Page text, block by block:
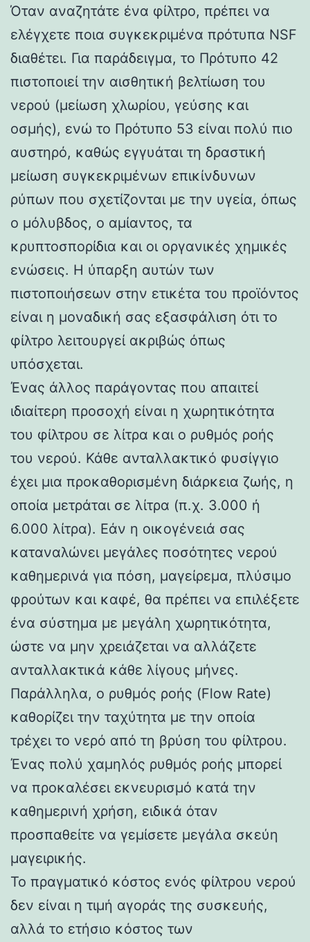
Όταν αναζητάτε ένα φίλτρο, πρέπει να
ελέγχετε ποια συγκεκριμένα πρότυπα NSF
διαθέτει. Για παράδειγμα, το Πρότυπο 42
πιστοποιεί την αισθητική βελτίωση του
νερού (μείωση χλωρίου, γεύσης και
οσμής), ενώ το Πρότυπο 53 είναι πολύ πιο
αυστηρό, καθώς εγγυάται τη δραστική
μείωση συγκεκριμένων επικίνδυνων
ρύπων που σχετίζονται με την υγεία, όπως
ο μόλυβδος, ο αμίαντος, τα
κρυπτοσπορίδια και οι οργανικές χημικές
ενώσεις. Η ύπαρξη αυτών των
πιστοποιήσεων στην ετικέτα του προϊόντος
είναι η μοναδική σας εξασφάλιση ότι το
φίλτρο λειτουργεί ακριβώς όπως
υπόσχεται.
Ένας άλλος παράγοντας που απαιτεί
ιδιαίτερη προσοχή είναι η χωρητικότητα
του φίλτρου σε λίτρα και ο ρυθμός ροής
του νερού. Κάθε ανταλλακτικό φυσίγγιο
έχει μια προκαθορισμένη διάρκεια ζωής, η
οποία μετράται σε λίτρα (π.χ. 3.000 ή
6.000 λίτρα). Εάν η οικογένειά σας
καταναλώνει μεγάλες ποσότητες νερού
καθημερινά για πόση, μαγείρεμα, πλύσιμο
φρούτων και καφέ, θα πρέπει να επιλέξετε
ένα σύστημα με μεγάλη χωρητικότητα,
ώστε να μην χρειάζεται να αλλάζετε
ανταλλακτικά κάθε λίγους μήνες.
Παράλληλα, ο ρυθμός ροής (Flow Rate)
καθορίζει την ταχύτητα με την οποία
τρέχει το νερό από τη βρύση του φίλτρου.
Ένας πολύ χαμηλός ρυθμός ροής μπορεί
να προκαλέσει εκνευρισμό κατά την
καθημερινή χρήση, ειδικά όταν
προσπαθείτε να γεμίσετε μεγάλα σκεύη
μαγειρικής.
Το πραγματικό κόστος ενός φίλτρου νερού
δεν είναι η τιμή αγοράς της συσκευής,
αλλά το ετήσιο κόστος των